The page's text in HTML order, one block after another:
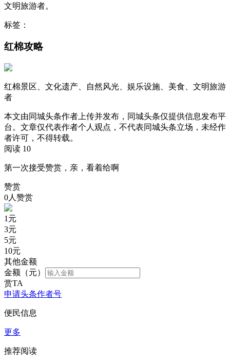
文明旅游者。
标签：
红棉攻略
红棉景区、文化遗产、自然风光、娱乐设施、美食、文明旅游
者
本文由同城头条作者上传并发布，同城头条仅提供信息发布平
台。文章仅代表作者个人观点，不代表同城头条立场，未经作
者许可，不得转载。
阅读 10
第一次接受赞赏，亲，看着给啊
赞赏
0人赞赏
1 元
3元
5元
10元
其他金额
金额（元）
赏TA
申请头条作者号
便民信息
更多
推荐阅读